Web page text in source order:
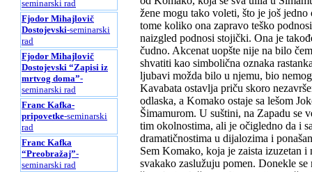
seminarski rad
Fjodor Mihajlovič
Dostojevski-seminarski
rad
Fjodor Mihajlovič
Dostojevski “Zapisi iz
mrtvog doma”-
seminarski rad
Franc Kafka-
pripovetke-seminarski
rad
Franc Kafka
“Preobražaj”-
seminarski rad
žene mogu tako voleti, što je još
tome koliko ona zapravo teško
naizgled podnosi stojički. Ona je
čudno. Akcenat uopšte nije na bilo
shvatiti kao simbolična oznaka
ljubavi možda bilo u njemu, bio
Kavabata ostavlja priču skoro
odlaska, a Komako ostaje sa lešom
Šimamurom. U suštini, na Zapadu se
tim okolnostima, ali je očigledno da i
dramatičnostima u dijalozima i
Sem Komako, koja je zaista izuzetan
svakako zaslužuju pomen. Donekle